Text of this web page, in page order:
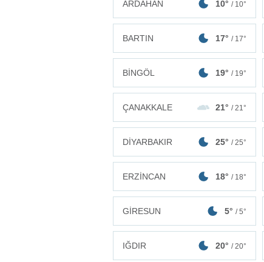
ARDAHAN 10° / 10°
BARTIN 17° / 17°
BİNGÖL 19° / 19°
ÇANAKKALE 21° / 21°
DİYARBAKIR 25° / 25°
ERZİNCAN 18° / 18°
GİRESUN 5° / 5°
IĞDIR 20° / 20°